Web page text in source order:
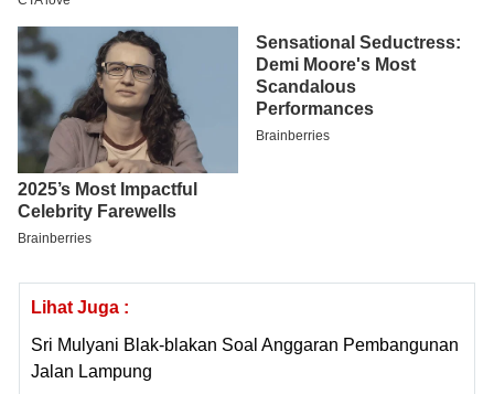
Lihat Juga :
Sri Mulyani Blak-blakan Soal Anggaran Pembangunan
Jalan Lampung